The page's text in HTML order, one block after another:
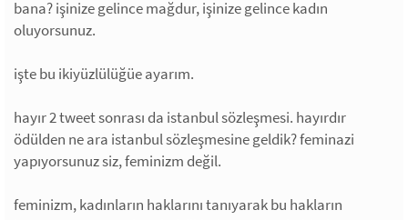
bana? işinize gelince mağdur, işinize gelince kadın
oluyorsunuz.
işte bu ikiyüzlülüğüe ayarım.
hayır 2 tweet sonrası da istanbul sözleşmesi. hayırdır
ödülden ne ara istanbul sözleşmesine geldik? feminazi
yapıyorsunuz siz, feminizm değil.
feminizm, kadınların haklarını tanıyarak bu hakların